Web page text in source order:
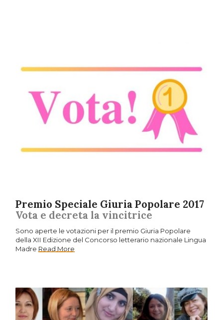
Premio Speciale Giuria Popolare 2017
Vota e decreta la vincitrice
Sono aperte le votazioni per il premio Giuria Popolare
della XII Edizione del Concorso letterario nazionale Lingua
Madre Read More